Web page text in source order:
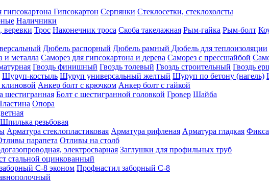
Гипсокартон Серпянки Стеклосетки, стеклохолсты
Наличники
Трос Наконечник троса Скоба такелажная Рым-гайка Рым-болт
Дюбель распорный Дюбель рамный Дюбель для теплоизоляции
и металла Саморез для гипсокартона и дерева Саморез с прессшайбой
Гвоздь финишный Гвоздь толевый Гвоздь строительный Гвоздь
Шуруп-костыль Шуруп универсальный желтый Шуруп по бетону (нагель)
Анкер болт с крючком Анкер болт с гайкой
шестигранная Болт c шестигранной головкой Гровер Шайба
Опора
Шпилька резьбовая
Арматура стеклопластиковая Арматура рифленая Арматура гладкая
парапета Отливы на столб
электросварная Заглушки для профильных труб
стальной оцинкованный
С-8 эконом Профнастил заборный С-8